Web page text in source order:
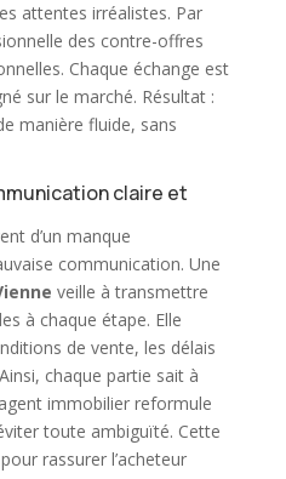
attentes irréalistes. Par
des contre-offres
Chaque échange est
sur le marché. Résultat :
manière fluide, sans
claire et
d’un manque
communication. Une
veille à transmettre
à chaque étape. Elle
de vente, les délais
chaque partie sait à
immobilierreformule
toute ambiguïté. Cette
rassurer l’acheteur